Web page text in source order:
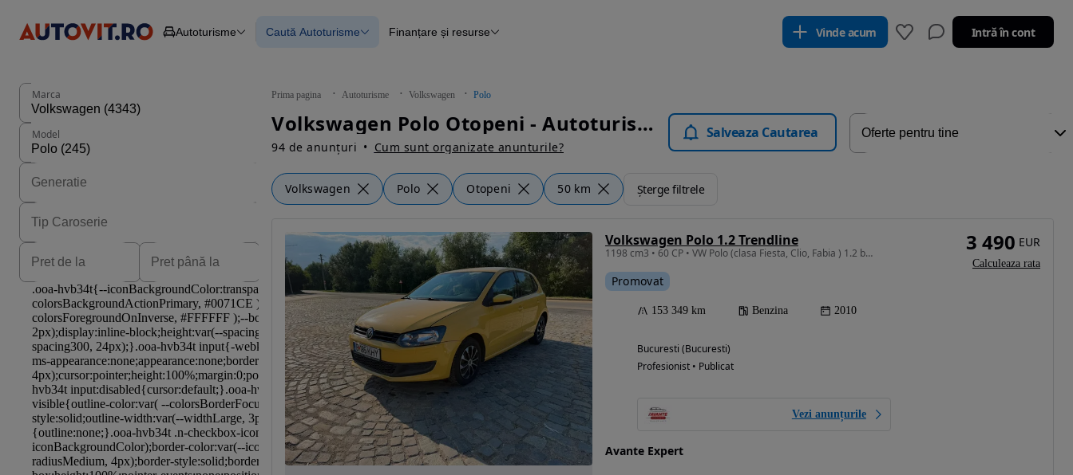
Autoturisme
Autoturisme
Mașini electrice
Mașini cu detalii verificate
Caută Autoturisme
Blog Autovit.ro
Finanțare și resurse Vinde acum Intră în cont
Prima pagina Autoturisme Volkswagen Polo
Volkswagen Polo Otopeni - Autoturisme
94 de anunțuri Cum sunt organizate anunturile?
Salveaza Cautarea
Volkswagen Polo Otopeni 50 km Șterge filtrele
Marca
Model
Volkswagen Polo 1.2 Trendline
1198 cm3 • 60 CP • VW Polo (clasa Fiesta, Clio, Fabia ) 1.2 benzina 60 CP Euro 5
Promovat
153 349 km Benzina 2010
Bucuresti (Bucuresti)
Profesionist • Publicat
Vezi anunțurile
Avante Expert
3 490 EUR
Calculeaza rata